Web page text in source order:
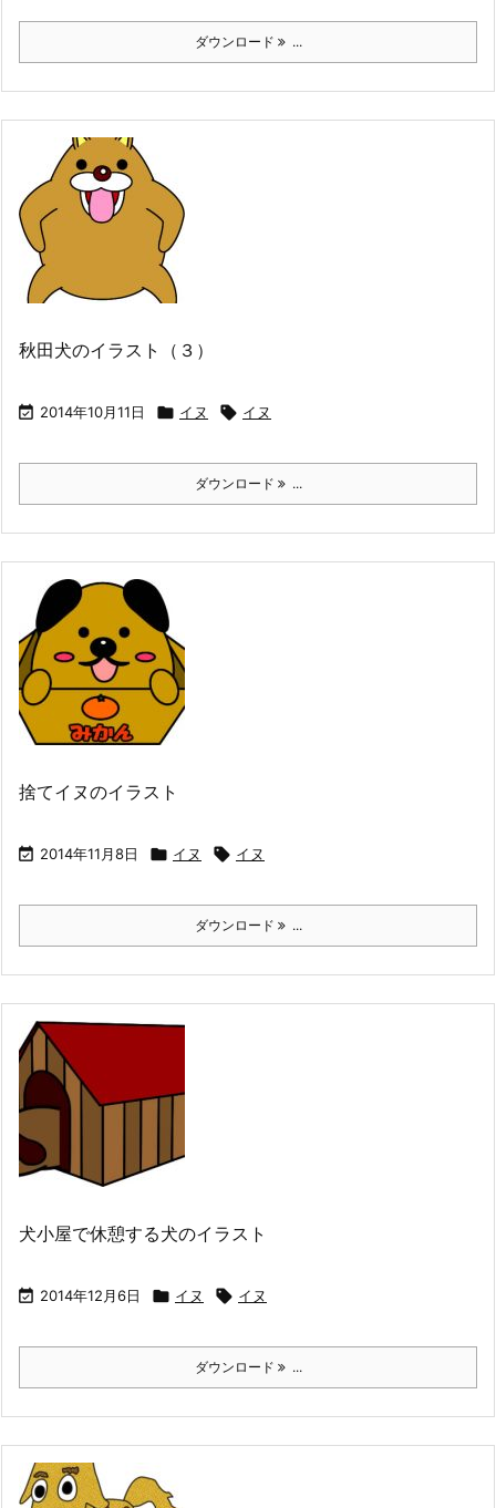
ダウンロード ...
秋田犬のイラスト（３）
 2014年10月11日  イヌ  イヌ
ダウンロード ...
捨てイヌのイラスト
 2014年11月8日  イヌ  イヌ
ダウンロード ...
犬小屋で休憩する犬のイラスト
 2014年12月6日  イヌ  イヌ
ダウンロード ...